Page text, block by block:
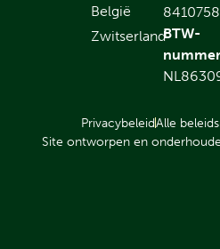
België
ZwitserlandBTW-
nummer
PrivacybeleidAlle
Site ontworpen en